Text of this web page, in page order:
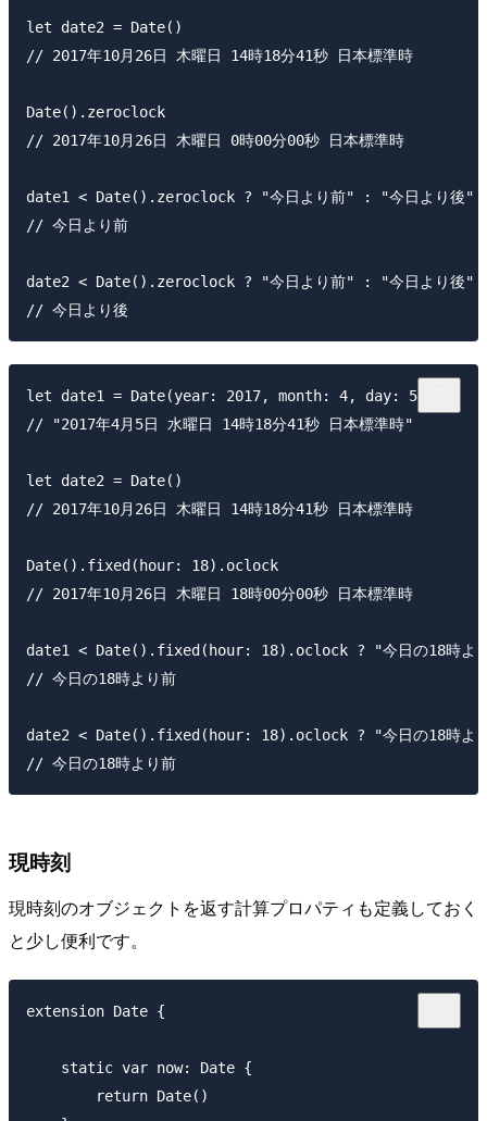
let date2 = Date()
// 2017年10月26日 木曜日 14時18分41秒 日本標準時
Date().zeroclock
// 2017年10月26日 木曜日 0時00分00秒 日本標準時
date1 < Date().zeroclock ? "今日より前" : "今日より後"
// 今日より前
date2 < Date().zeroclock ? "今日より前" : "今日より後"
let date1 = Date(year: 2017, month: 4, day: 5)
// "2017年4月5日 水曜日 14時18分41秒 日本標準時"
let date2 = Date()
// 2017年10月26日 木曜日 14時18分41秒 日本標準時
Date().fixed(hour: 18).oclock
// 2017年10月26日 木曜日 18時00分00秒 日本標準時
date1 < Date().fixed(hour: 18).oclock ? "今日の18時よ
// 今日の18時より前
date2 < Date().fixed(hour: 18).oclock ? "今日の18時よ
現時刻
現時刻のオブジェクトを返す計算プロパティも定義しておく
と少し便利です。
extension Date {
    static var now: Date {
        return Date()